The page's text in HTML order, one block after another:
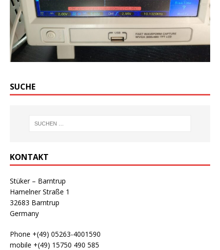
SUCHE
KONTAKT
Stüker – Barntrup
Hamelner Straße 1
32683 Barntrup
Germany
Phone +(49) 05263-4001590
mobile +(49) 15750 490 585